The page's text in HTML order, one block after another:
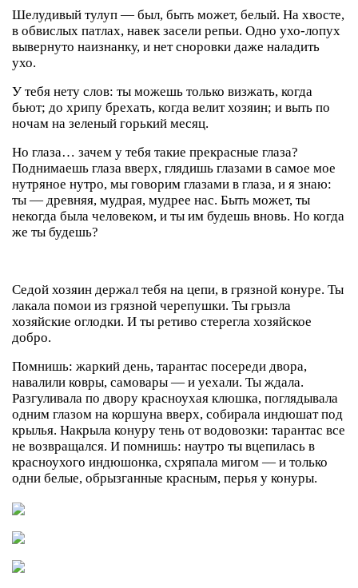
Шелудивый тулуп — был, быть может, белый. На хвосте,
в обвислых патлах, навек засели репьи. Одно ухо-лопух
вывернуто наизнанку, и нет сноровки даже наладить
ухо.
У тебя нету слов: ты можешь только визжать, когда
бьют; до хрипу брехать, когда велит хозяин; и выть по
ночам на зеленый горький месяц.
Но глаза… зачем у тебя такие прекрасные глаза?
Поднимаешь глаза вверх, глядишь глазами в самое мое
нутряное нутро, мы говорим глазами в глаза, и я знаю:
ты — древняя, мудрая, мудрее нас. Быть может, ты
некогда была человеком, и ты им будешь вновь. Но когда
же ты будешь?
Седой хозяин держал тебя на цепи, в грязной конуре. Ты
лакала помои из грязной черепушки. Ты грызла
хозяйские оглодки. И ты ретиво стерегла хозяйское
добро.
Помнишь: жаркий день, тарантас посереди двора,
навалили ковры, самовары — и уехали. Ты ждала.
Разгуливала по двору красноухая клюшка, поглядывала
одним глазом на коршуна вверх, собирала индюшат под
крылья. Накрыла конуру тень от водовозки: тарантас все
не возвращался. И помнишь: наутро ты вцепилась в
красноухого индюшонка, схряпала мигом — и только
одни белые, обрызганные красным, перья у конуры.